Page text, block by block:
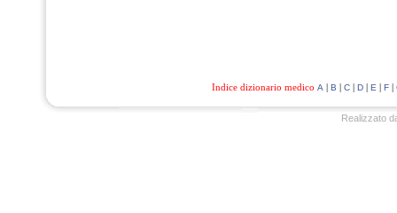
Indice dizionario medico A | B | C| D| E | F|
Realizzato